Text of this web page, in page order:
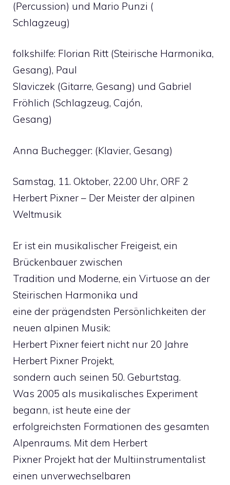
(Percussion) und Mario Punzi (
Schlagzeug)
folkshilfe: Florian Ritt (Steirische Harmonika,
Gesang), Paul
Slaviczek (Gitarre, Gesang) und Gabriel
Fröhlich (Schlagzeug, Cajón,
Gesang)
Anna Buchegger: (Klavier, Gesang)
Samstag, 11. Oktober, 22.00 Uhr, ORF 2
Herbert Pixner – Der Meister der alpinen
Weltmusik
Er ist ein musikalischer Freigeist, ein
Brückenbauer zwischen
Tradition und Moderne, ein Virtuose an der
Steirischen Harmonika und
eine der prägendsten Persönlichkeiten der
neuen alpinen Musik:
Herbert Pixner feiert nicht nur 20 Jahre
Herbert Pixner Projekt,
sondern auch seinen 50. Geburtstag.
Was 2005 als musikalisches Experiment
begann, ist heute eine der
erfolgreichsten Formationen des gesamten
Alpenraums. Mit dem Herbert
Pixner Projekt hat der Multiinstrumentalist
einen unverwechselbaren